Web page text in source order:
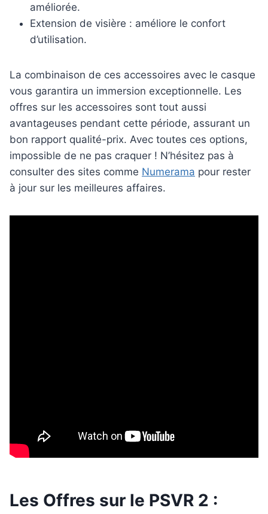
améliorée.
Extension de visière : améliore le confort
d’utilisation.
La combinaison de ces accessoires avec le casque
vous garantira un immersion exceptionnelle. Les
offres sur les accessoires sont tout aussi
avantageuses pendant cette période, assurant un
bon rapport qualité-prix. Avec toutes ces options,
impossible de ne pas craquer ! N’hésitez pas à
consulter des sites comme Numerama pour rester
à jour sur les meilleures affaires.
Les Offres sur le PSVR 2 :